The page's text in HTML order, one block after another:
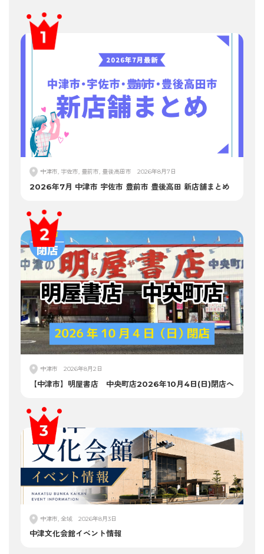
中津市, 宇佐市, 豊前市, 豊後高田市 2026年8月7日
2026年7月 中津市 宇佐市 豊前市 豊後高田 新店舗まとめ
中津市 2026年8月2日
【中津市】明屋書店 中央町店2026年10月4日(日)閉店へ
中津市, 全域 2026年8月3日
中津文化会館イベント情報